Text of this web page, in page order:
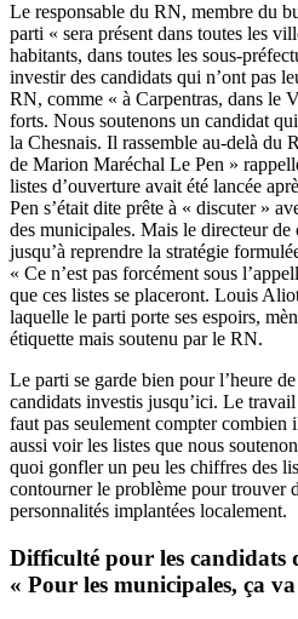
Le responsable du RN, membre du
parti « sera présent dans toutes les
habitants, dans toutes les sous-
investir des candidats qui n’ont pas
RN, comme « à Carpentras, dans le
forts. Nous soutenons un candidat
la Chesnais. Il rassemble au-delà du
de Marion Maréchal Le Pen »
listes d’ouverture avait été lancée
Pen s’était dite prête à « discuter »
des municipales. Mais le directeur
jusqu’à reprendre la stratégie
« Ce n’est pas forcément sous
que ces listes se placeront. Louis
laquelle le parti porte ses espoirs,
étiquette mais soutenu par le RN.
Le parti se garde bien pour l’heure
candidats investis jusqu’ici. Le
faut pas seulement compter
aussi voir les listes que nous
quoi gonfler un peu les chiffres des
contourner le problème pour trouver
personnalités implantées localement.
Difficulté pour les candidats
« Pour les municipales, ça